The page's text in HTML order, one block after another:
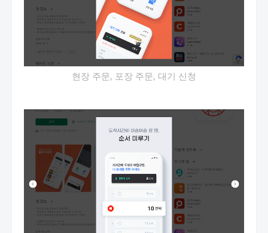
현장 주문, 포장 주문, 대기 신청